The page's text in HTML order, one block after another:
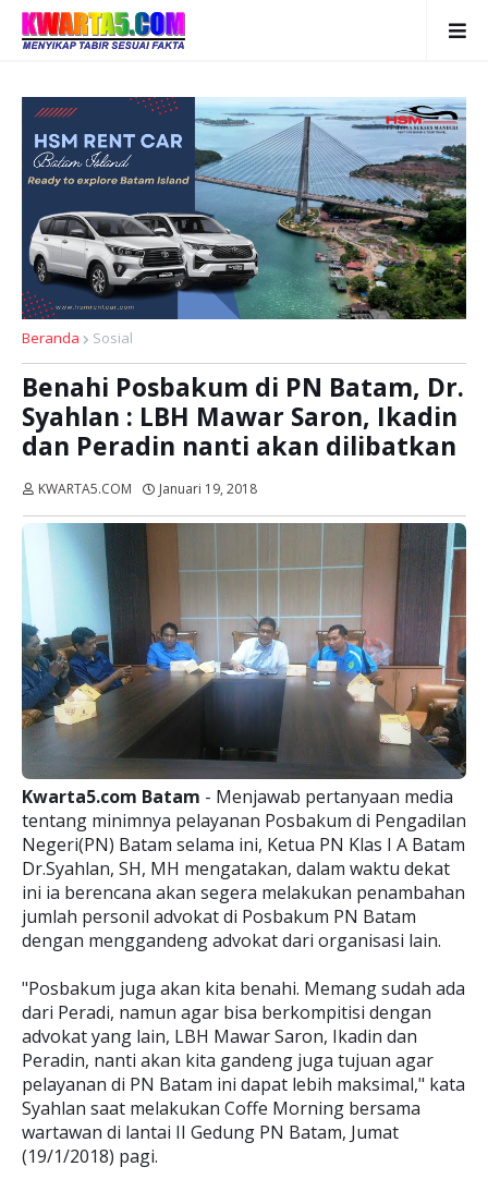
Beranda Sosial
Benahi Posbakum di PN Batam, Dr.
Syahlan : LBH Mawar Saron, Ikadin
dan Peradin nanti akan dilibatkan
KWARTA5.COM Januari 19, 2018
Kwarta5.com Batam - Menjawab pertanyaan media
tentang minimnya pelayanan Posbakum di Pengadilan
Negeri(PN) Batam selama ini, Ketua PN Klas I A Batam
Dr.Syahlan, SH, MH mengatakan, dalam waktu dekat
ini ia berencana akan segera melakukan penambahan
jumlah personil advokat di Posbakum PN Batam
dengan menggandeng advokat dari organisasi lain.
"Posbakum juga akan kita benahi. Memang sudah ada
dari Peradi, namun agar bisa berkompitisi dengan
advokat yang lain, LBH Mawar Saron, Ikadin dan
Peradin, nanti akan kita gandeng juga tujuan agar
pelayanan di PN Batam ini dapat lebih maksimal," kata
Syahlan saat melakukan Coffe Morning bersama
wartawan di lantai II Gedung PN Batam, Jumat
(19/1/2018) pagi.